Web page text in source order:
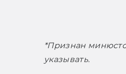
*Признан
указывать.